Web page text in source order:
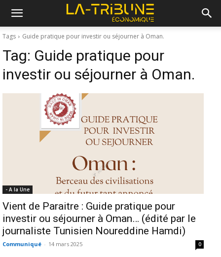
Tags Guide pratique pour investir ou séjourner à Oman.
Tag: Guide pratique pour
investir ou séjourner à Oman.
- A la Une
Vient de Paraitre : Guide pratique pour
investir ou séjourner à Oman… (édité par le
journaliste Tunisien Noureddine Hamdi)
Communiqué - 14 mars 2025 0